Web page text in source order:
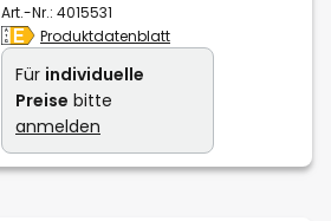
Art.-Nr.: 4015531
Produktdatenblatt
Für individuelle
Preise bitte
anmelden